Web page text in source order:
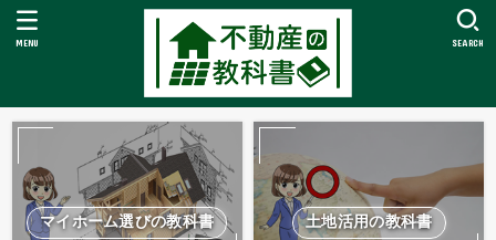
SEARCH
MENU
マイホーム選びの教科書 土地活用の教科書